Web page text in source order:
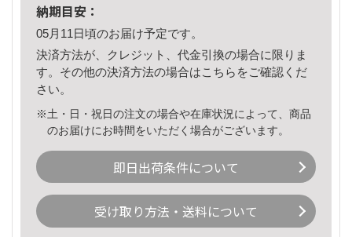
納期目安：
05月11日頃のお届け予定です。
決済方法が、クレジット、代金引換の場合に限りま
す。その他の決済方法の場合はこちら をご確認くだ
さい。
※土・日・祝日の注文の場合や在庫状況によって、商品
のお届けにお時間をいただく場合がございます。
即日出荷条件について
受け取り方法・送料について